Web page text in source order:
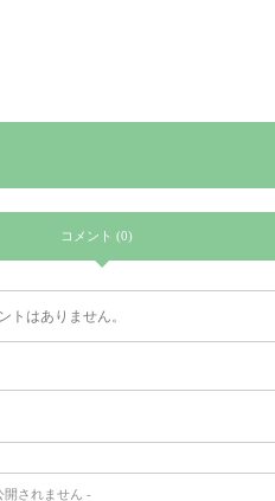
コメント (0)
トはありません。
開されません -